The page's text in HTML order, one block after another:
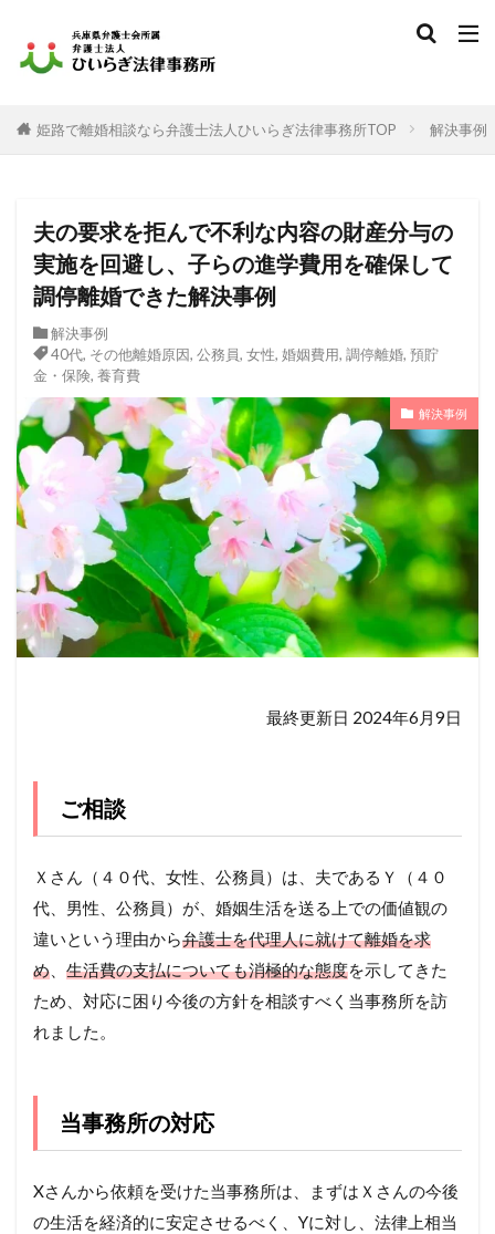
姫路で離婚相談なら弁護士法人ひいらぎ法律事務所TOP 解決事例
夫の要求を拒んで不利な内容の財産分与の
実施を回避し、子らの進学費用を確保して
調停離婚できた解決事例
解決事例
40代, その他離婚原因, 公務員, 女性, 婚姻費用, 調停離婚, 預貯
金・保険, 養育費
解決事例
最終更新日 2024年6月9日
ご相談
Ｘさん（４０代、女性、公務員）は、夫であるＹ（４０
代、男性、公務員）が、婚姻生活を送る上での価値観の
違いという理由から弁護士を代理人に就けて離婚を求
め
生活費の支払についても消極的な態度を示してきた
ため、対応に困り今後の方針を相談すべく当事務所を訪
れました。
当事務所の対応
Xさんから依頼を受けた当事務所は、まずはＸさんの今後
の生活を経済的に安定させるべく、Yに対し、法律上相当